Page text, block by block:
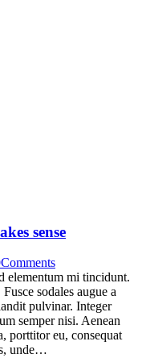
sense
Comments
elementum mi tincidunt.
sodales augue a
pulvinar. Integer
semper nisi. Aenean
porttitor eu, consequat
unde…